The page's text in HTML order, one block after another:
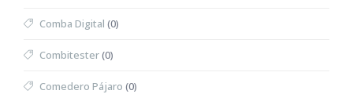
Comba Digital (0)
Combitester(0)
Comedero Pájaro (0)